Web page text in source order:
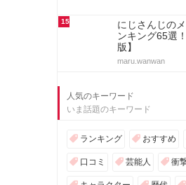
15
にじさんじの
ンキング65選
版】
maru.wanwan
人気のキーワード
いま話題のキーワード
ランキング おすすめ
口コミ 芸能人 衝